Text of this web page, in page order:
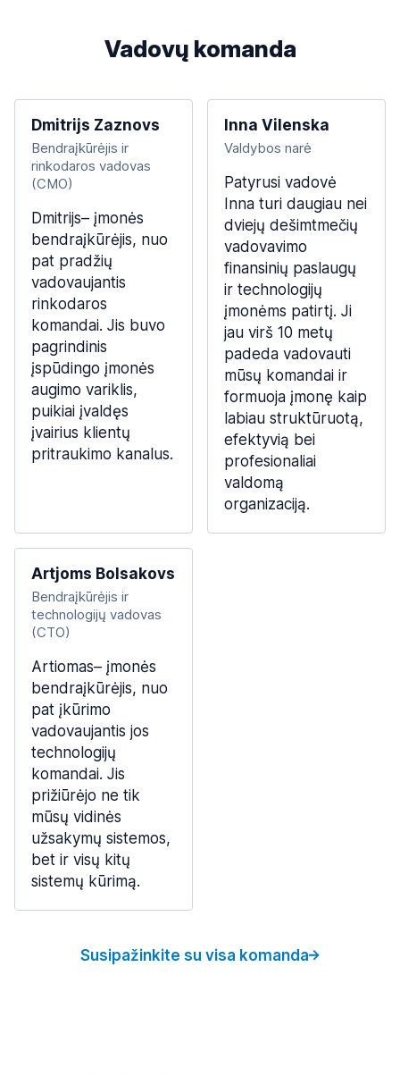
Vadovų komanda
Dmitrijs Zaznovs
Bendraįkūrėjis ir
rinkodaros vadovas
(CMO)
Dmitrijs– įmonės
bendraįkūrėjis, nuo
pat pradžių
vadovaujantis
rinkodaros
komandai. Jis buvo
pagrindinis
įspūdingo įmonės
augimo variklis,
puikiai įvaldęs
įvairius klientų
pritraukimo kanalus.
Inna Vilenska
Valdybos narė
Patyrusi vadovė
Inna turi daugiau nei
dviejų dešimtmečių
vadovavimo
finansinių paslaugų
ir technologijų
įmonėms patirtį. Ji
jau virš 10 metų
padeda vadovauti
mūsų komandai ir
formuoja įmonę kaip
labiau struktūruotą,
efektyvią bei
profesionaliai
valdomą
organizaciją.
Artjoms Bolsakovs
Bendraįkūrėjis ir
technologijų vadovas
(CTO)
Artiomas– įmonės
bendraįkūrėjis, nuo
pat įkūrimo
vadovaujantis jos
technologijų
komandai. Jis
prižiūrėjo ne tik
mūsų vidinės
užsakymų sistemos,
bet ir visų kitų
sistemų kūrimą.
Susipažinkite su visa komanda